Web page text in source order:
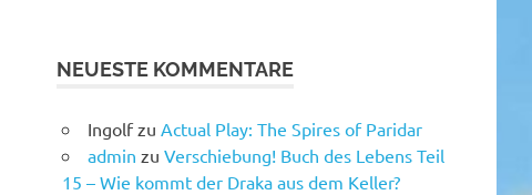
NEUESTE KOMMENTARE
Ingolfzu Actual Play: The Spires of Paridar
admin zu Verschiebung! Buch des Lebens Teil
15 – Wie kommt der Draka aus dem Keller?